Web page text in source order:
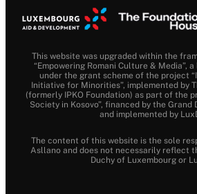
This website was upgraded within the
“Empowering Romani Culture & Media”,
under the grant scheme of the project
Initiative for Minorities”, implemented by
(formerly IPKO Foundation) as part of the
Society in Kosovo”, financed by the Grand
and implemented by
The content of this website is the sole
Asllano and does not necessarily reflect
Duchy of Luxembourg or